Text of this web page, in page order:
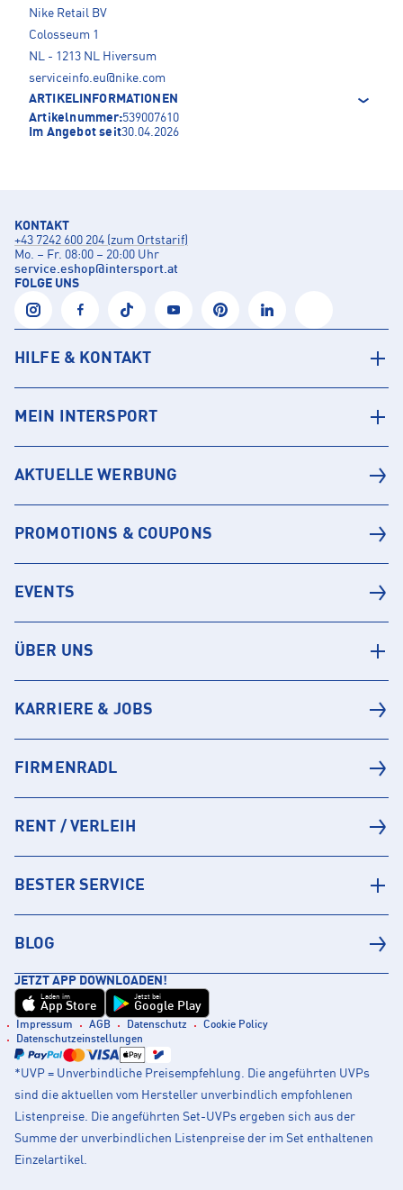
Nike Retail BV
Colosseum 1
NL - 1213 NL Hiversum
serviceinfo.eu@nike.com
ARTIKELINFORMATIONEN
Artikelnummer:539007610
Im Angebot seit30.04.2026
KONTAKT
+43 7242 600 204 (zum Ortstarif)
Mo. – Fr. 08:00 – 20:00 Uhr
service.eshop@intersport.at
FOLGE UNS
HILFE & KONTAKT
MEIN INTERSPORT
AKTUELLE WERBUNG
PROMOTIONS & COUPONS
EVENTS
ÜBER UNS
KARRIERE & JOBS
FIRMENRADL
RENT / VERLEIH
BESTER SERVICE
BLOG
JETZT APP DOWNLOADEN!
Laden im
App Store
Jetzt bei
Google Play
Impressum AGB Datenschutz
Cookie Policy
Datenschutzeinstellungen
*UVP = Unverbindliche Preisempfehlung. Die angeführten UVPs
sind die aktuellen vom Hersteller unverbindlich empfohlenen
Listenpreise. Die angeführten Set-UVPs ergeben sich aus der
Summe der unverbindlichen Listenpreise der im Set enthaltenen
Einzelartikel.